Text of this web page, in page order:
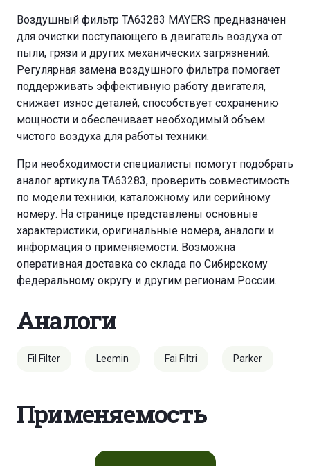
Воздушный фильтр TA63283 MAYERS предназначен
для очистки поступающего в двигатель воздуха от
пыли, грязи и других механических загрязнений.
Регулярная замена воздушного фильтра помогает
поддерживать эффективную работу двигателя,
снижает износ деталей, способствует сохранению
мощности и обеспечивает необходимый объем
чистого воздуха для работы техники.
При необходимости специалисты помогут подобрать
аналог артикула TA63283, проверить совместимость
по модели техники, каталожному или серийному
номеру. На странице представлены основные
характеристики, оригинальные номера, аналоги и
информация о применяемости. Возможна
оперативная доставка со склада по Сибирскому
федеральному округу и другим регионам России.
Аналоги
Fil Filter Leemin Fai Filtri Parker
Применяемость